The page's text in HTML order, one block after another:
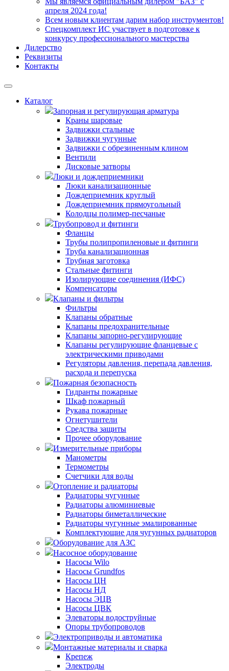
апреля 2024 года!
Всем новым клиентам дарим набор инструментов!
Спецкомплект ИС участвует в подготовке к
конкурсу профессионального мастерства
Дилерство
Реквизиты
Контакты
Каталог
Запорная и регулирующая арматура
Краны шаровые
Задвижки стальные
Задвижки чугунные
Задвижки с обрезиненным клином
Вентили
Дисковые затворы
Люки и дождеприемники
Люки канализационные
Дождеприемник круглый
Дождеприемник прямоугольный
Колодцы полимер-песчаные
Трубопровод и фитинги
Фланцы
Трубы полипропиленовые и фитинги
Труба канализационная
Трубная заготовка
Стальные фитинги
Изолирующие соединения (ИФС)
Компенсаторы
Клапаны и фильтры
Фильтры
Клапаны обратные
Клапаны предохранительные
Клапаны запорно-регулирующие
Клапаны регулирующие фланцевые с
электрическими приводами
Регуляторы давления, перепада давления,
расхода и перепуска
Пожарная безопасность
Гидранты пожарные
Шкаф пожарный
Рукава пожарные
Огнетушители
Средства защиты
Прочее оборудование
Измерительные приборы
Манометры
Термометры
Счетчики для воды
Отопление и радиаторы
Радиаторы чугунные
Радиаторы алюминиевые
Радиаторы биметаллические
Радиаторы чугунные эмалированные
Комплектующие для чугунных радиаторов
Оборудование для АЗС
Насосное оборудование
Насосы Wilo
Насосы Grundfos
Насосы ЦН
Насосы НД
Насосы ЭЦВ
Насосы ЦВК
Элеваторы водоструйные
Опоры трубопроводов
Электроприводы и автоматика
Монтажные материалы и сварка
Крепеж
Электроды